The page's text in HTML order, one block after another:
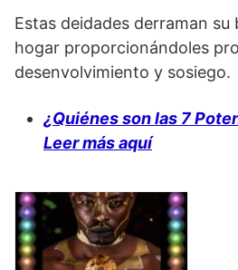
Estas deidades derraman su
hogar proporcionándoles
desenvolvimiento y sosiego.
¿Quiénes son las 7
Leer más aquí